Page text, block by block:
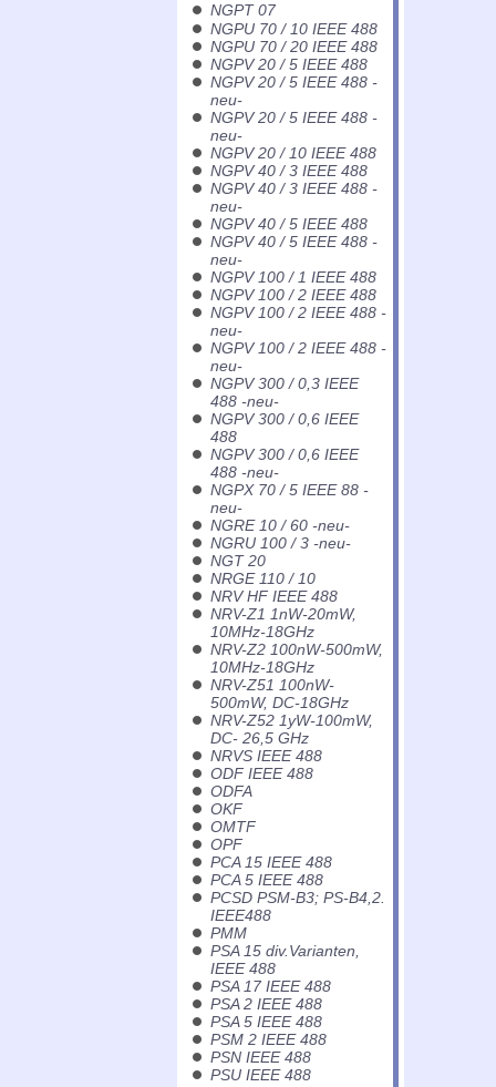
NGPT 07
NGPU 70 / 10 IEEE 488
NGPU 70 / 20 IEEE 488
NGPV 20 / 5 IEEE 488
NGPV 20 / 5 IEEE 488 -
neu-
NGPV 20 / 5 IEEE 488 -
neu-
NGPV 20 / 10 IEEE 488
NGPV 40 / 3 IEEE 488
NGPV 40 / 3 IEEE 488 -
neu-
NGPV 40 / 5 IEEE 488
NGPV 40 / 5 IEEE 488 -
neu-
NGPV 100 / 1 IEEE 488
NGPV 100 / 2 IEEE 488
NGPV 100 / 2 IEEE 488 -
neu-
NGPV 100 / 2 IEEE 488 -
neu-
NGPV 300 / 0,3 IEEE
488 -neu-
NGPV 300 / 0,6 IEEE
488
NGPV 300 / 0,6 IEEE
488 -neu-
NGPX 70 / 5 IEEE 88 -
neu-
NGRE 10 / 60 -neu-
NGRU 100 / 3 -neu-
NGT 20
NRGE 110 / 10
NRV HF IEEE 488
NRV-Z1 1nW-20mW,
10MHz-18GHz
NRV-Z2 100nW-500mW,
10MHz-18GHz
NRV-Z51 100nW-
500mW, DC-18GHz
NRV-Z52 1yW-100mW,
DC- 26,5 GHz
NRVS IEEE 488
ODF IEEE 488
ODFA
OKF
OMTF
OPF
PCA 15 IEEE 488
PCA 5 IEEE 488
PCSD PSM-B3; PS-B4,2.
IEEE488
PMM
PSA 15 div.Varianten,
IEEE 488
PSA 17 IEEE 488
PSA 2 IEEE 488
PSA 5 IEEE 488
PSM 2 IEEE 488
PSN IEEE 488
PSU IEEE 488